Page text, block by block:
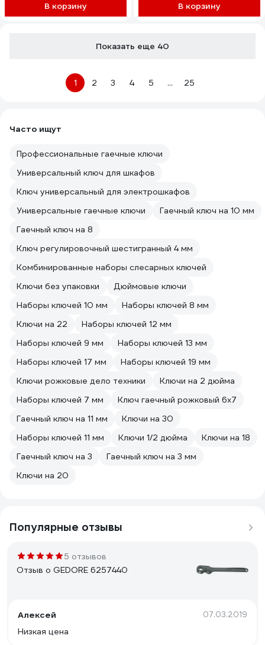
В корзину В корзину
Показать еще 40
1 2 3 4 5 ... 25
Часто ищут
Профессиональные гаечные ключи
Универсальный ключ для шкафов
Ключ универсальный для электрошкафов
Универсальные гаечные ключи
Гаечный ключ на 10 мм
Гаечный ключ на 8
Ключ регулировочный шестигранный 4 мм
Комбинированные наборы слесарных ключей
Ключи без упаковки
Дюймовые ключи
Наборы ключей 10 мм
Наборы ключей 8 мм
Ключи на 22
Наборы ключей 12 мм
Наборы ключей 9 мм
Наборы ключей 13 мм
Наборы ключей 17 мм
Наборы ключей 19 мм
Ключи рожковые дело техники
Ключи на 2 дюйма
Наборы ключей 7 мм
Ключ гаечный рожковый 6х7
Гаечный ключ на 11 мм
Ключи на 30
Наборы ключей 11 мм
Ключи 1/2 дюйма
Ключи на 18
Гаечный ключ на 3
Гаечный ключ на 3 мм
Ключи на 20
Популярные отзывы
5 отзывов
Отзыв о GEDORE 6257440
Алексей 07.03.2019
Низкая цена